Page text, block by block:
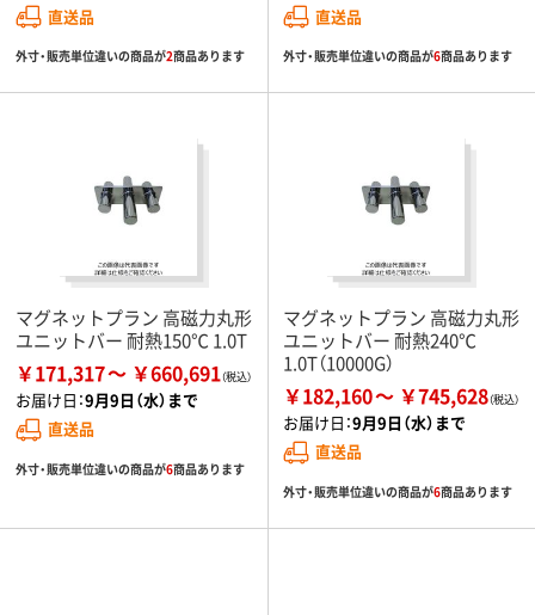
直送品
外寸・販売単位違いの商品が2商品あります
直送品
外寸・販売単位違いの商品が6商品あります
マグネットプラン 高磁力丸形
ユニットバー 耐熱150℃ 1.0T
￥171,317 ￥660,691
お届け日：9月9日（水）まで
直送品
外寸・販売単位違いの商品が6商品あります
マグネットプラン 高磁力丸形
ユニットバー 耐熱240℃
1.0T（10000G）
￥182,160 ￥745,628
お届け日：9月9日（水）まで
直送品
外寸・販売単位違いの商品が6商品あります